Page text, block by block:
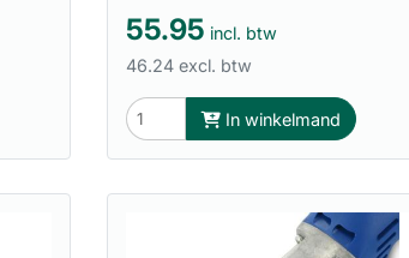
55.95 incl. btw
46.24 excl. btw
In winkelmand